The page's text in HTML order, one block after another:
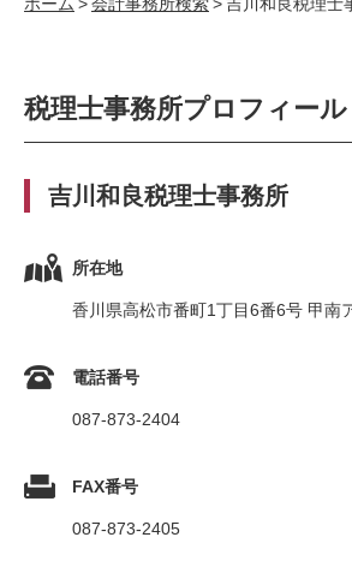
税理士事務所プロフィール
吉川和良税理士事務所
所在地
香川県高松市番町1丁目6番6号 甲南
電話番号
087-873-2404
FAX番号
087-873-2405